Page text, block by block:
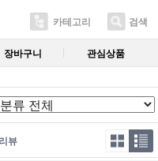
카테고리 검색
장바구니 관심상품
뷰